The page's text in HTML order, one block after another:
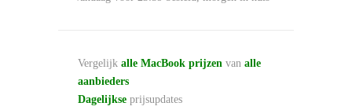
Vergelijk alle MacBook prijzen van alle
aanbieders
Dagelijkse prijsupdates